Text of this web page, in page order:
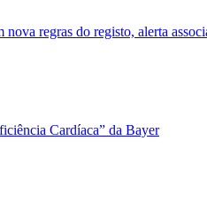
regras do registo, alerta
Cardíaca” da Bayer